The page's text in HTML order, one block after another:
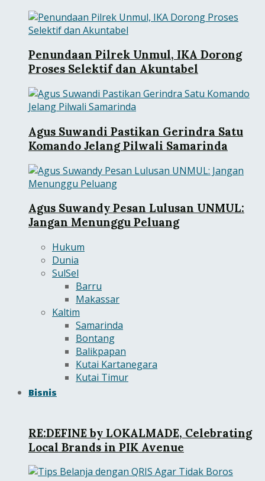
Penundaan Pilrek Unmul, IKA Dorong
Proses Selektif dan Akuntabel
Agus Suwandi Pastikan Gerindra Satu
Komando Jelang Pilwali Samarinda
Agus Suwandy Pesan Lulusan UNMUL:
Jangan Menunggu Peluang
Hukum
Dunia
SulSel
Barru
Makassar
Kaltim
Samarinda
Bontang
Balikpapan
Kutai Kartanegara
Kutai Timur
Bisnis
RE:DEFINE by LOKALMADE, Celebrating
Local Brands in PIK Avenue